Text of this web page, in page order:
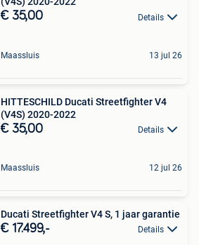
€ 35,00 Details
Maassluis 13 jul 26
HITTESCHILD Ducati Streetfighter V4
(V4S) 2020-2022
€ 35,00 Details
Maassluis 12 jul 26
Ducati Streetfighter V4 S, 1 jaar garantie
€ 17.499,- Details